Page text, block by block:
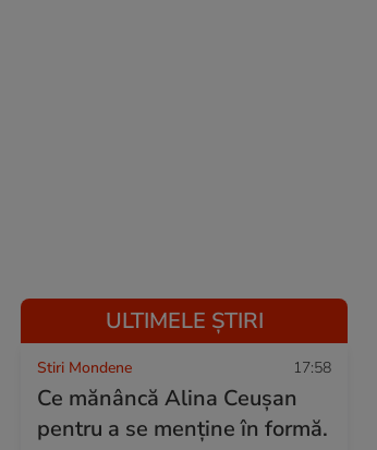
ULTIMELE ȘTIRI
Stiri Mondene 17:58
Ce mănâncă Alina Ceușan
pentru a se menține în formă.